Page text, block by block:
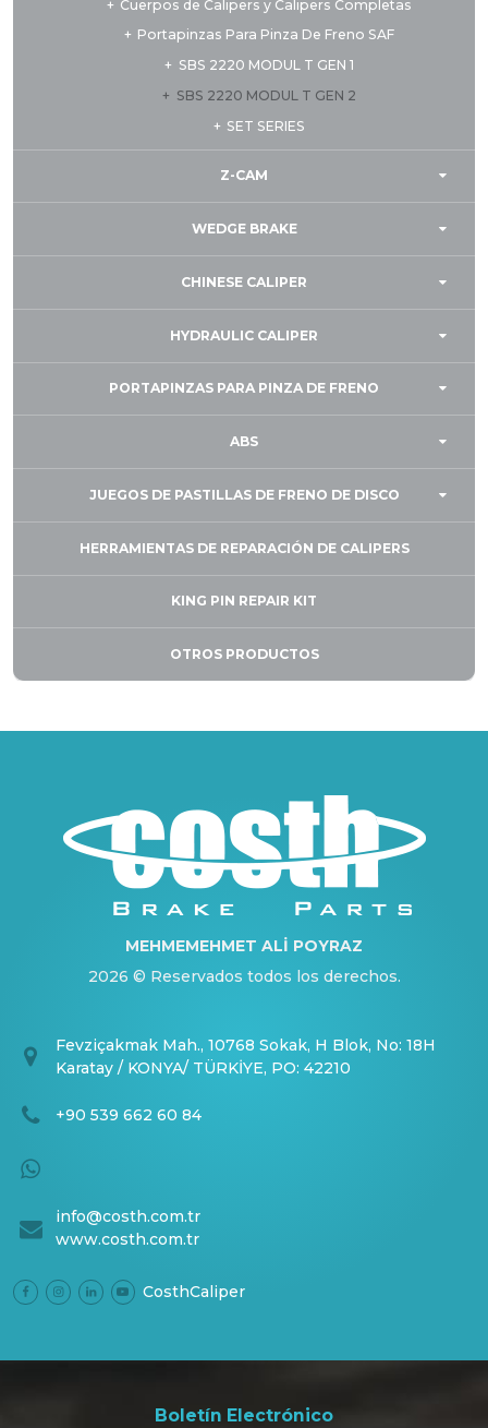
Cuerpos de Calipers y Calipers Completas
Portapinzas Para Pinza De Freno SAF
SBS 2220 MODUL T GEN 1
SBS 2220 MODUL T GEN 2
SET SERIES
Z-CAM
WEDGE BRAKE
CHINESE CALIPER
HYDRAULIC CALIPER
PORTAPINZAS PARA PINZA DE FRENO
ABS
JUEGOS DE PASTILLAS DE FRENO DE DISCO
HERRAMIENTAS DE REPARACIÓN DE CALIPERS
KING PIN REPAIR KIT
OTROS PRODUCTOS
MEHMEMEHMET ALİ POYRAZ
2026 © Reservados todos los derechos.
Fevziçakmak Mah., 10768 Sokak, H Blok, No: 18H
Karatay / KONYA/ TÜRKİYE, PO: 42210
+90 539 662 60 84
info@costh.com.tr
www.costh.com.tr
CosthCaliper
Boletín Electrónico